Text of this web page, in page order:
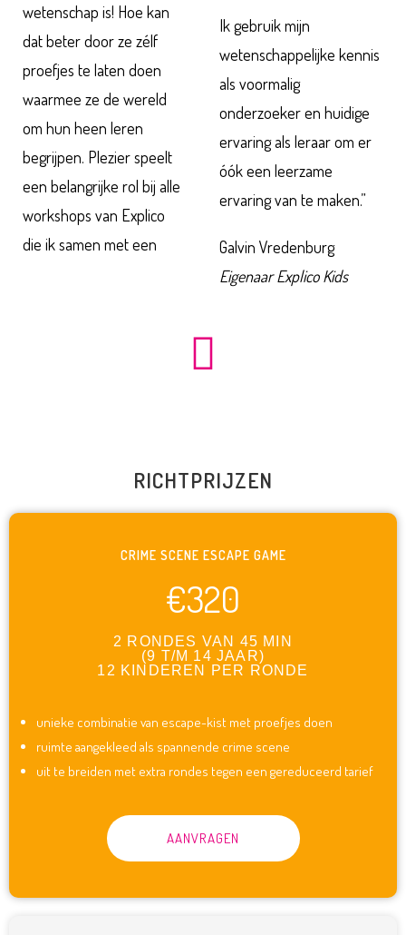
wetenschap is! Hoe kan
dat beter door ze zélf
proefjes te laten doen
waarmee ze de wereld
om hun heen leren
begrijpen. Plezier speelt
een belangrijke rol bij alle
workshops van Explico
die ik samen met een
Ik gebruik mijn
wetenschappelijke kennis
als voormalig
onderzoeker en huidige
ervaring als leraar om er
óók een leerzame
ervaring van te maken.”
Galvin Vredenburg
Eigenaar Explico Kids
RICHTPRIJZEN
CRIME SCENE ESCAPE GAME
€320
2 RONDES VAN 45 MIN
(9 T/M 14 JAAR)
12 KINDEREN PER RONDE
unieke combinatie van escape-kist met proefjes doen
ruimte aangekleed als spannende crime scene
uit te breiden met extra rondes tegen een gereduceerd tarief
AANVRAGEN